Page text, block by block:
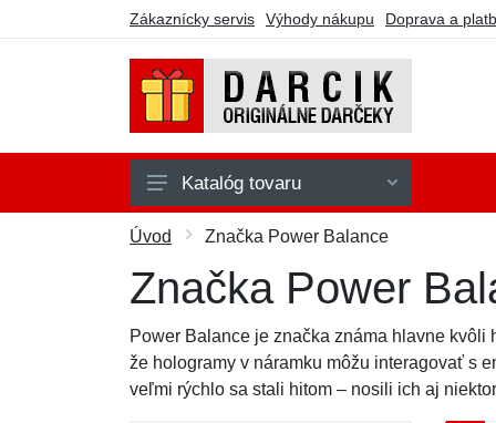
Zákaznícky servis Výhody nákupu Doprava a
Domácnosť a interiér
Elektro a PC
Jedlo a kuchyňa
Oblečenie a doplnky
Katalóg tovaru
Úvod Značka Power Balance
Značka Power
Power Balance je značka známa hlavne kvôli
že hologramy v náramku môžu interagovať s
veľmi rýchlo sa stali hitom – nosili ich aj